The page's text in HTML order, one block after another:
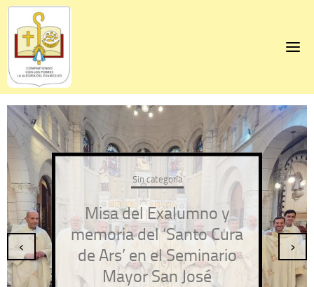
Skip
content
Sin categoría
Misa del Exalumno y
memoria del ‘Santo Cura
de Ars’ en el Seminario
Mayor San José
‹ ›